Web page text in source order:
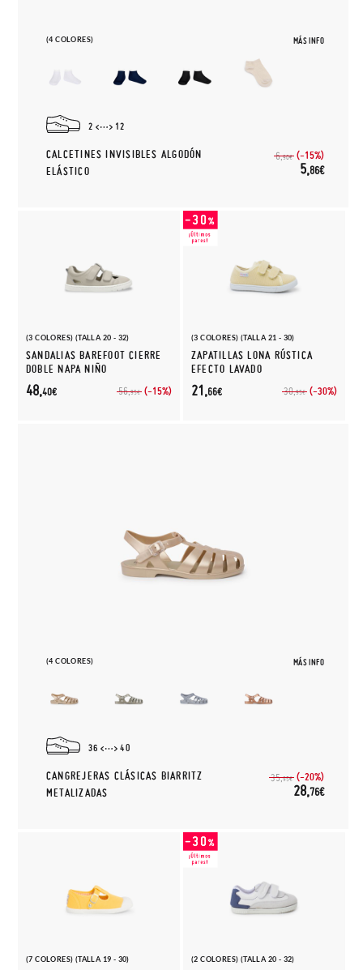
(4 COLORES) MÁS INFO
2 12
CALCETINES INVISIBLES ALGODÓN
ELÁSTICO
6,90€ (-15%)
5,86€
(3 COLORES) (TALLA 20 - 32)
SANDALIAS BAREFOOT CIERRE
DOBLE NAPA NIÑO
56,95€ (-15%)
48,40€
(3 COLORES) (TALLA 21 - 30)
ZAPATILLAS LONA RÚSTICA
EFECTO LAVADO
30,95€ (-30%)
21,66€
(4 COLORES) MÁS INFO
36 40
CANGREJERAS CLÁSICAS BIARRITZ
METALIZADAS
35,95€ (-20%)
28,76€
(7 COLORES) (TALLA 19 - 30) (2 COLORES) (TALLA 20 - 32)